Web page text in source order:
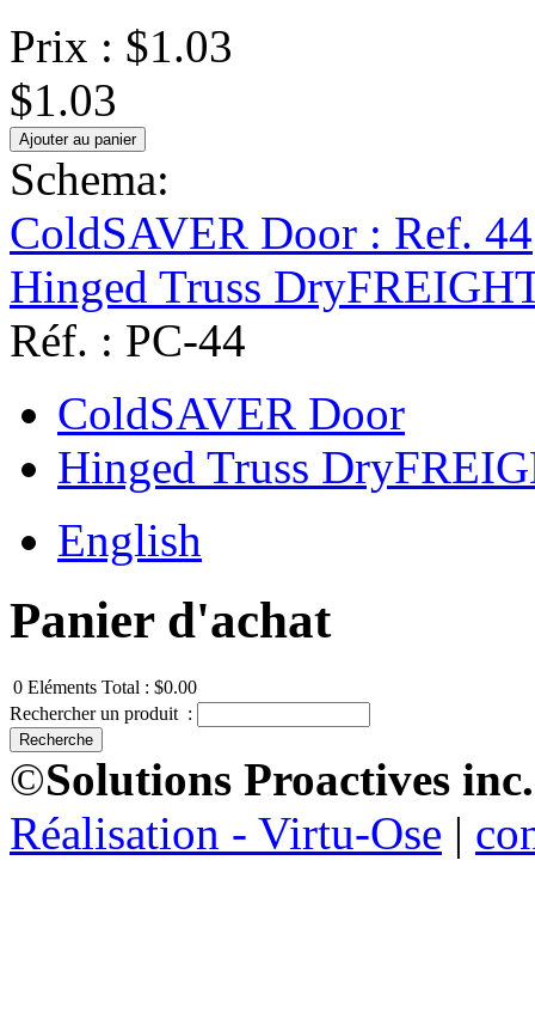
Prix : $1.03
$1.03
Schema:
ColdSAVER Door : Ref. 44
Hinged Truss
Réf. : PC-44
ColdSAVER Door
Hinged Truss
English
Panier d'achat
0 Eléments Total : $0.00
Rechercher un produit :
©Solutions Proactives inc.
Réalisation - Virtu-Ose |